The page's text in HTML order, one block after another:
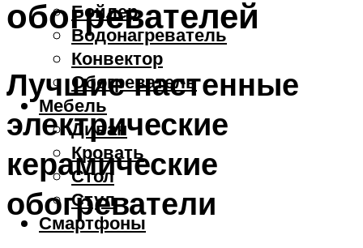
Бойлер
Водонагреватель
Конвектор
Обогреватель
Мебель
Диван
Кровать
Стол
Стул
Смартфоны
обогревателей
Лучшие настенные
электрические
керамические
обогреватели